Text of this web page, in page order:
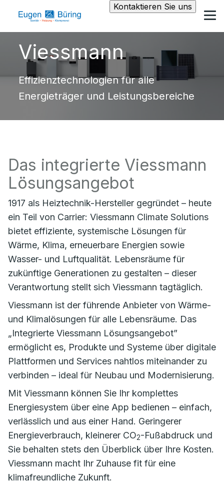
Kontaktieren Sie uns
Viessmann
Effizienztechnologien für alle
Energieträger und Leistungsbereiche
Das integrierte Viessmann
Lösungsangebot
1917 als Heiztechnik-Hersteller gegründet – heute
ein Teil von Carrier: Viessmann Climate Solutions
bietet effiziente, systemische Lösungen für
Wärme, Klima, erneuerbare Energien sowie
Wasser- und Luftqualität. Lebensräume für
zukünftige Generationen zu gestalten – dieser
Verantwortung stellt sich Viessmann tagtäglich.
Viessmann ist der führende Anbieter von Wärme-
und Klimalösungen für alle Lebensräume. Das
„Integrierte Viessmann Lösungsangebot”
ermöglicht es, Produkte und Systeme über digitale
Plattformen und Services nahtlos miteinander zu
verbinden – ideal für Neubau und Modernisierung.
Mit Viessmann können Sie Ihr komplettes
Energiesystem über eine App bedienen – einfach,
verlässlich und aus einer Hand. Geringerer
Energieverbrauch, kleinerer CO2-Fußabdruck und
Sie behalten stets den Überblick über Ihre Kosten.
Viessmann macht Ihr Zuhause fit für eine
klimafreundliche Zukunft.